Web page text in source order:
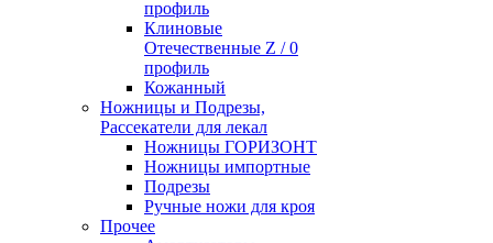
профиль
Клиновые
Отечественные Z / 0
профиль
Кожанный
Ножницы и Подрезы,
Рассекатели для лекал
Ножницы ГОРИЗОНТ
Ножницы импортные
Подрезы
Ручные ножи для кроя
Прочее